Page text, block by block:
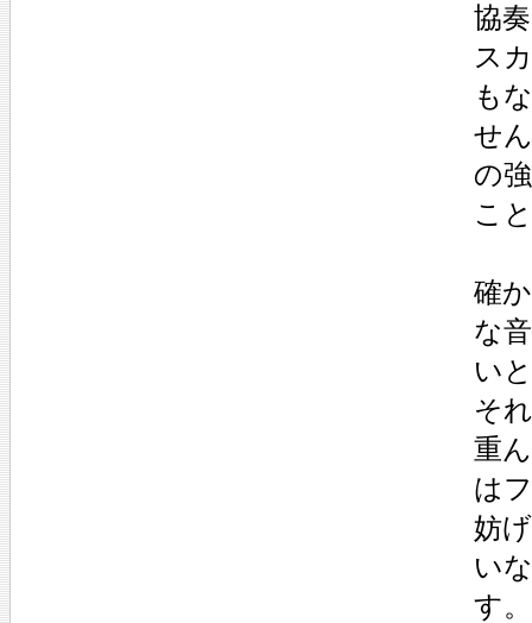
協
ス
も
せ
の
こ
確
な
い
そ
重
は
妨
い
す。